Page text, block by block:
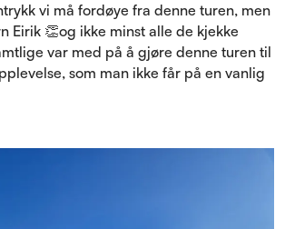
vi må fordøye fra denne turen, men
Eirik 👏og ikke minst alle de kjekke
var med på å gjøre denne turen til
som man ikke får på en vanlig